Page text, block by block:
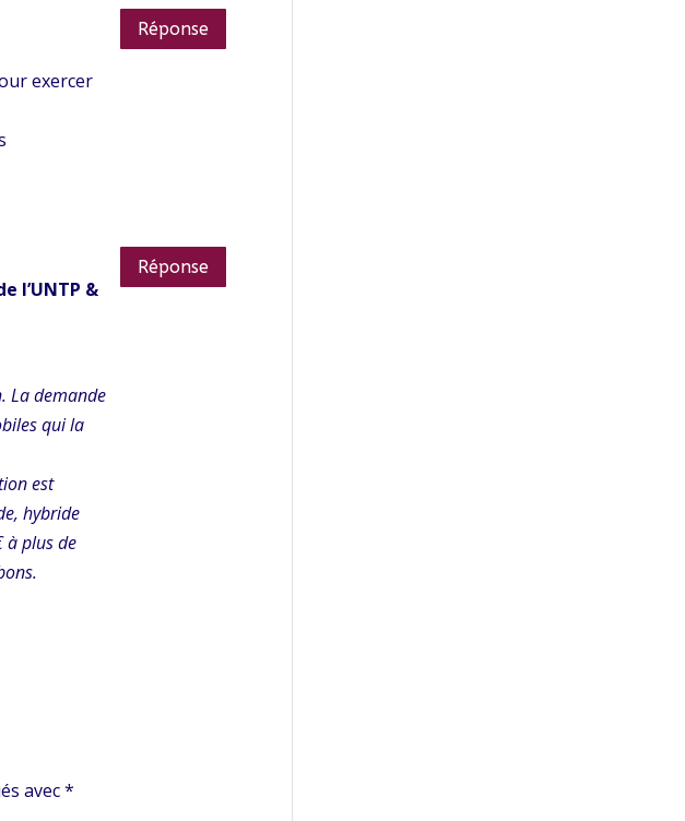
exercer
Réponse
l’UNTP &
La demande
qui la
est
hybride
à plus de
Réponse
avec*